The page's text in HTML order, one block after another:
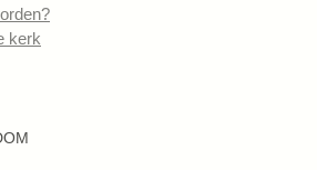
kerk